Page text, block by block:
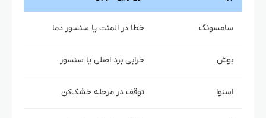
سامسونگ خطا در المنت یا سنسور دما
بوش خرابی برد اصلی یا سنسور
اسنوا توقف در مرحله خشک‌کن